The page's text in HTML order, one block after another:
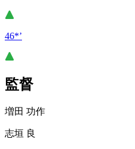
46*’
監督
増田 功作
志垣 良